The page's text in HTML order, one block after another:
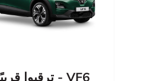
VF6 - ترقبوا قريبًا